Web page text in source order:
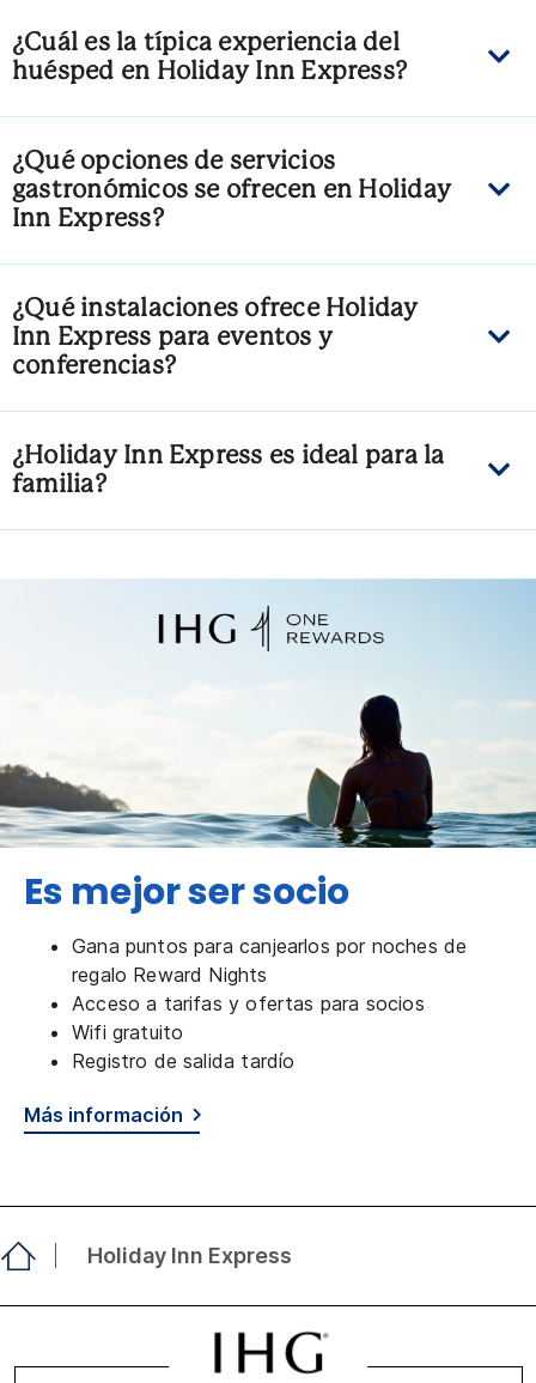
¿Cuál es la típica experiencia del
huésped en Holiday Inn Express?
¿Qué opciones de servicios
gastronómicos se ofrecen en Holiday
Inn Express?
¿Qué instalaciones ofrece Holiday
Inn Express para eventos y
conferencias?
¿Holiday Inn Express es ideal para la
familia?
Es mejor ser socio
Gana puntos para canjearlos por noches de
regalo Reward Nights
Acceso a tarifas y ofertas para socios
Wifi gratuito
Registro de salida tardío
Más información
Holiday Inn Express